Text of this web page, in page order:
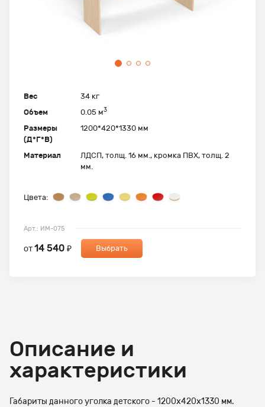
Вес
34 кг
Объем
0.05 м3
Размеры
(Д*Г*В)
1200*420*1330 мм
Материал
ЛДСП, толщ. 16 мм., кромка ПВХ, толщ. 2
мм.
Цвета:
Арт.: ИМ-075
от14 540 ₽ Выбрать
Описание и
характеристики
Габариты данного уголка детского - 1200х420х1330 мм.